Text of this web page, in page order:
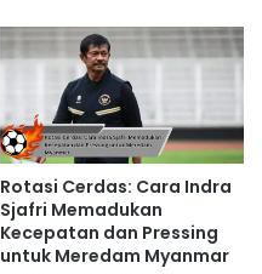
Rotasi Cerdas: Cara Indra
Sjafri Memadukan
Kecepatan dan Pressing
untuk Meredam Myanmar